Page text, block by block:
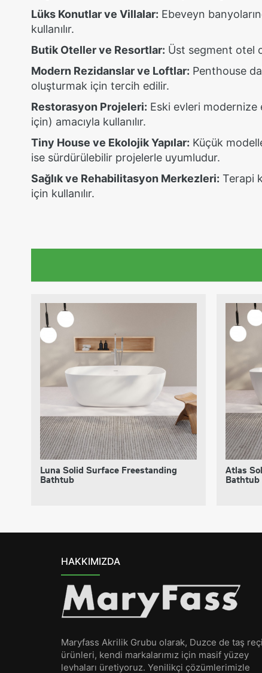
Lüks Konutlar ve Villalar: Ebeveyn
kullanılır.
Butik Oteller ve Resortlar: Üst segment otel
Modern Rezidanslar ve Loftlar: Penthouse
oluşturmak için tercih edilir.
Restorasyon Projeleri: Eski evleri modernize
için) amacıyla kullanılır.
Tiny House ve Ekolojik Yapılar: Küçük
ise sürdürülebilir projelerle uyumludur.
Sağlık ve Rehabilitasyon Merkezleri: Terapi
için kullanılır.
Luna Solid Surface Freestanding
Bathtub
Atlas
Bathtub
HAKKIMIZDA
Maryfass Akrilik Grubu olarak, Duzce de taş
ürünleri, kendi markalarımız için masif yüzey
levhaları üretiyoruz. Yenilikçi çözümlerimizle